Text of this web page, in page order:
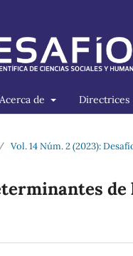
Acerca de Directrices
/ Vol. 14 Núm. 2 (2023):